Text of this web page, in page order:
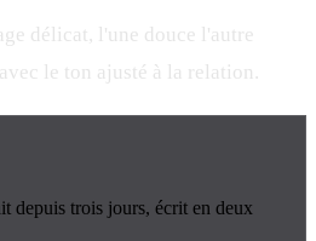
délicat, l'une douce l'autre
le ton ajusté à la relation.
depuis trois jours, écrit en deux